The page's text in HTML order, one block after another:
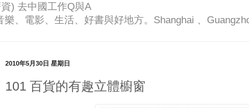
) 去中國工作Q與A
、電影、生活、好書與好地方。Shanghai 、
2010年5月30日 星期日
101 百貨的有趣立體櫥窗